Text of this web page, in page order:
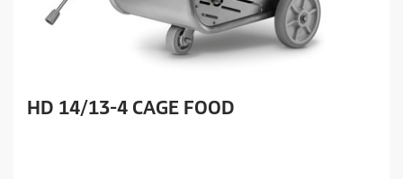
HD 14/13-4 CAGE FOOD